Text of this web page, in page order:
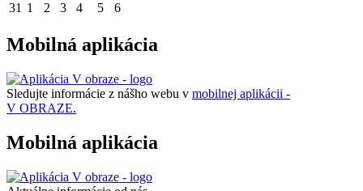
31 1 2 3 4 5 6
Mobilná aplikácia
Sledujte informácie z nášho webu v mobilnej aplikácii -
V OBRAZE.
Mobilná aplikácia